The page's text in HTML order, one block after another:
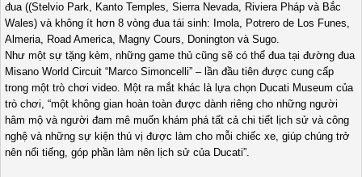
đua ((Stelvio Park, Kanto Temples, Sierra Nevada, Riviera Pháp và Bắc
Wales) và không ít hơn 8 vòng đua tái sinh: Imola, Potrero de Los Funes,
Almeria, Road America, Magny Cours, Donington và Sugo.
Như một sự tặng kèm, những game thủ cũng sẽ có thể đua tại đường đua
Misano World Circuit “Marco Simoncelli” – lần đầu tiên được cung cấp
trong một trò chơi video. Một ra mắt khác là lựa chọn Ducati Museum của
trò chơi, “một không gian hoàn toàn được dành riêng cho những người
hâm mộ và người đam mê muốn khám phá tất cả chi tiết lịch sử và công
nghệ và những sự kiện thú vị được làm cho mỗi chiếc xe, giúp chúng trở
nên nổi tiếng, góp phần làm nên lịch sử của Ducati”.